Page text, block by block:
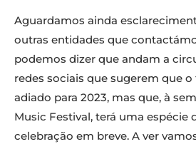
Aguardamos ainda
outras entidades que
podemos dizer que andam a
redes sociais que sugerem que o
adiado para 2023, mas que, à
Music Festival, terá uma espécie
celebração em breve. A ver